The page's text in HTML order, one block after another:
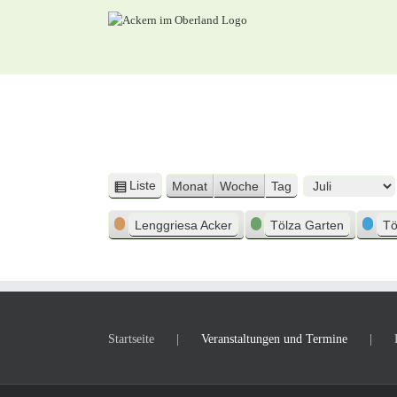
Ansicht
als
Liste Monat Woche Tag
Monat
Tag
Jahr
Kategorien
Lenggriesa Acker Tölza Garten
Startseite Veranstaltungen und Termine